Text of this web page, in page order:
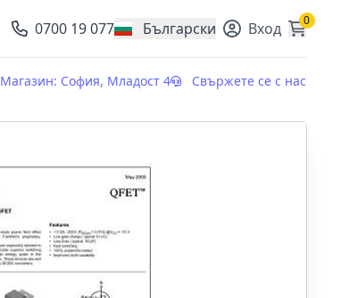
0700 19 077 Български
, change currency Вход 0
Магазин: София, Младост 4 Свържете се с нас